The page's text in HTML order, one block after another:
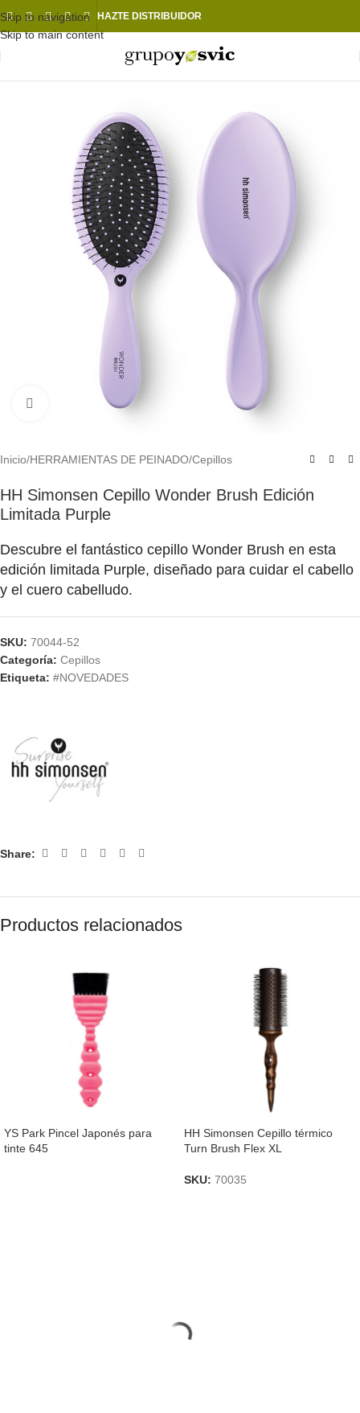
Skip to navigation
Skip to main content
HAZTE DISTRIBUIDOR
Click to enlarge
Inicio/HERRAMIENTAS DE PEINADO/Cepillos
HH Simonsen Cepillo Wonder Brush Edición
Limitada Purple
Descubre el fantástico cepillo Wonder Brush en esta
edición limitada Purple, diseñado para cuidar el cabello
y el cuero cabelludo.
SKU: 70044-52
Categoría: Cepillos
Etiqueta: #NOVEDADES
Share:
Productos relacionados
YS Park Pincel Japonés para
tinte 645
HH Simonsen Cepillo térmico
Turn Brush Flex XL
SKU: 70035